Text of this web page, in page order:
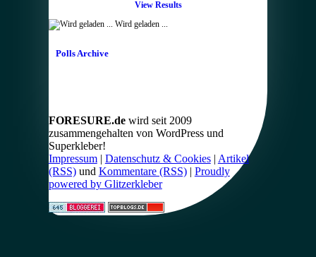
View Results
Wird geladen ...
Polls Archive
FORESURE.dewird seit 2009
zusammengehalten von WordPress und
Superkleber!
Impressum| Datenschutz & Cookies| Artikel
(RSS)und Kommentare (RSS)| Proudly
powered by Glitzerkleber